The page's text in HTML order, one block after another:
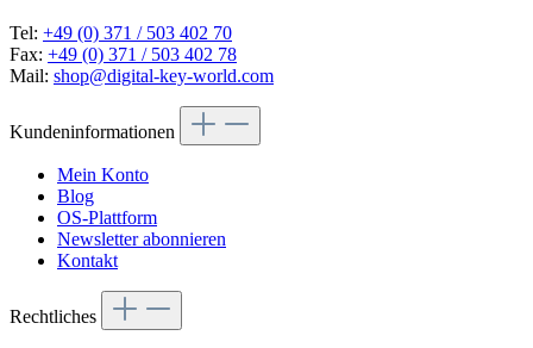
Tel: +49 (0) 371 / 503 402 70
Fax: +49 (0) 371 / 503 402 78
Mail: shop@digital-key-world.com
Kundeninformationen
Mein Konto
Blog
OS-Plattform
Newsletter abonnieren
Kontakt
Rechtliches